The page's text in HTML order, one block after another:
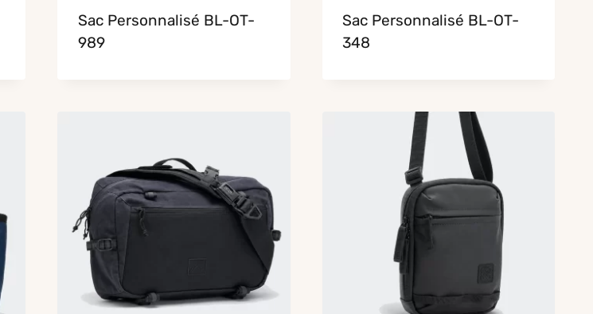
Sac Personnalisé BL-OT-
989
Sac Personnalisé BL-OT-
348